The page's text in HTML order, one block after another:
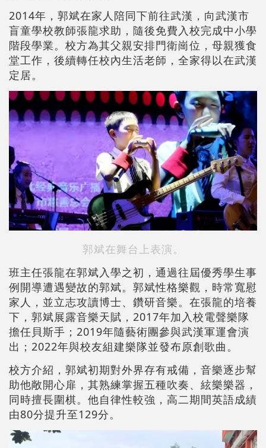
2014年，郭斌在家人陪同下前往武漢，向武漢市
盲童學校教師張龍求助，隨後免費入校完成中小學
階段學業。校方為其父親安排門衛崗位，母親獲食
堂工作，後續轉任校內生活老師，全家得以在武漢
定居。
郭斌在舞台上表演。
班主任張龍在郭斌入學之初，通過往屆優秀學生事
例開導遭遇變故的郭斌。郭斌性格樂觀，時常寬慰
家人，並立志攻讀博士、鑽研音樂。在張龍的培養
下，郭斌展露音樂天賦，2017年加入校電聲樂隊
擔任貝斯手；2019年隨藝術團參與武漢軍運會演
出；2022年與校友組建樂隊並發布原創歌曲。
校方介紹，郭斌初期對外界存有戒備，音樂逐步幫
助他敞開心扉，其熟練掌握五種吹奏、絃樂樂器，
同時擅長圍棋。他自律性較強，高二期間英語成績
由80分提升至129分。